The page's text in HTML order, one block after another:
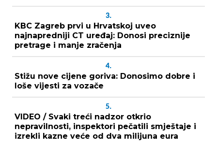
3.
KBC Zagreb prvi u Hrvatskoj uveo
najnapredniji CT uređaj: Donosi preciznije
pretrage i manje zračenja
4.
Stižu nove cijene goriva: Donosimo dobre i
loše vijesti za vozače
5.
VIDEO / Svaki treći nadzor otkrio
nepravilnosti, inspektori pečatili smještaje i
izrekli kazne veće od dva milijuna eura